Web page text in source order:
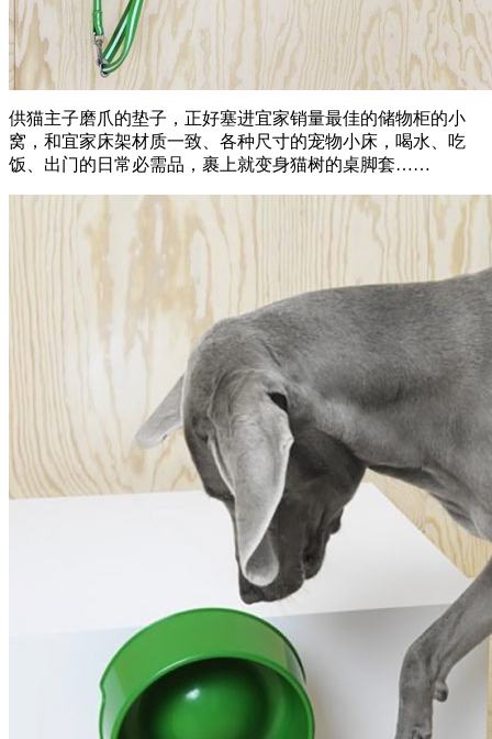
供猫主子磨爪的垫子，正好塞进宜家销量最佳的储物柜的小
窝，和宜家床架材质一致、各种尺寸的宠物小床，喝水、吃
饭、出门的日常必需品，裹上就变身猫树的桌脚套……